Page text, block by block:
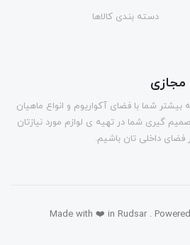
دسته بندی کالاها
شما با فضای آکواریوم و انواع ماهیان
شما در تهیه ی لوازم مورد نیازتان
داخلی تان باشیم.
Made with ❤️ in Rudsar .